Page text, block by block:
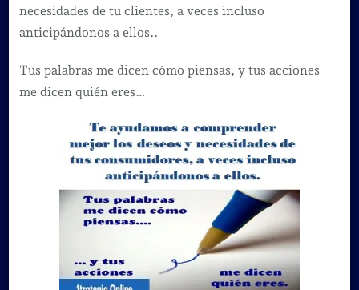
necesidades de tu clientes, a veces incluso
anticipándonos a ellos..
Tus palabras me dicen cómo piensas, y tus acciones
me dicen quién eres…